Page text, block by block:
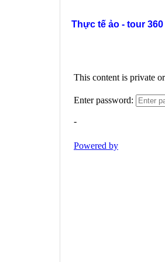
Thực tế ảo - tour 360